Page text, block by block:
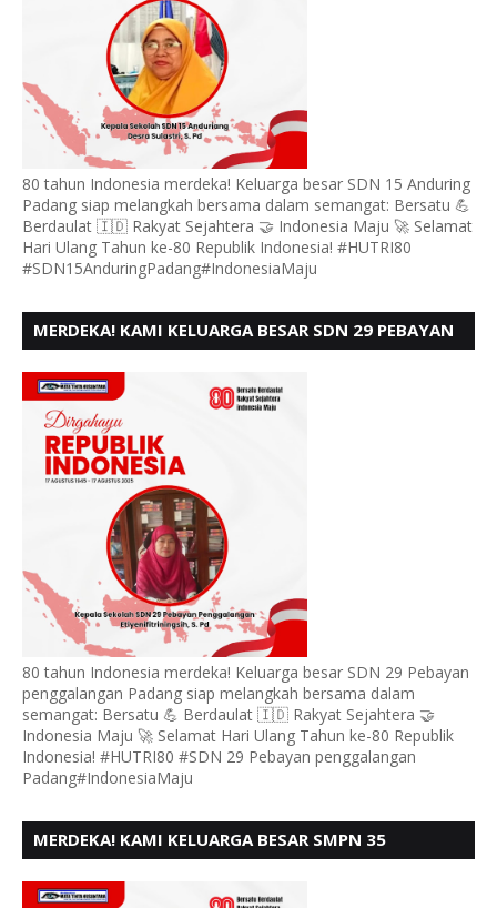
80 tahun Indonesia merdeka! Keluarga besar SDN 15 Anduring
Padang siap melangkah bersama dalam semangat: Bersatu 💪
Berdaulat 🇮🇩 Rakyat Sejahtera 🤝 Indonesia Maju 🚀 Selamat
Hari Ulang Tahun ke-80 Republik Indonesia! #HUTRI80
#SDN15AnduringPadang#IndonesiaMaju
MERDEKA! KAMI KELUARGA BESAR SDN 29 PEBAYAN
KE - 80
80 tahun Indonesia merdeka! Keluarga besar SDN 29 Pebayan
penggalangan Padang siap melangkah bersama dalam
semangat: Bersatu 💪 Berdaulat 🇮🇩 Rakyat Sejahtera 🤝
Indonesia Maju 🚀 Selamat Hari Ulang Tahun ke-80 Republik
Indonesia! #HUTRI80 #SDN 29 Pebayan penggalangan
Padang#IndonesiaMaju
MERDEKA! KAMI KELUARGA BESAR SMPN 35